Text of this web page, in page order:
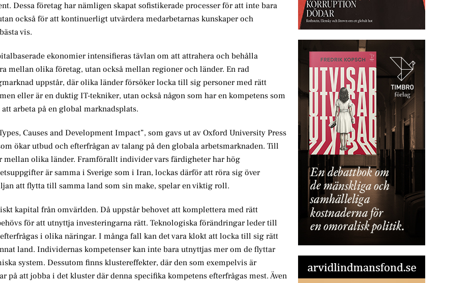
Dessa företag har nämligen skapat sofistikerade processer för att inte bara
också för att kontinuerligt utvärdera medarbetarnas kunskaper och
vis.
ekonomier intensifieras tävlan om att attrahera och behålla
mellan olika företag, utan också mellan regioner och länder. En rad
uppstår, där olika länder försöker locka till sig personer med rätt
eller är en duktig IT-tekniker, utan också någon som har en kompetens som
arbeta på en global marknadsplats.
Causes and Development Impact”, som gavs ut av Oxford University Press
ökar utbud och efterfrågan av talang på den globala arbetsmarknaden. Till
olika länder. Framförallt individer vars färdigheter har hög
är samma i Sverige som i Iran, lockas därför att röra sig över
att flytta till samma land som sin make, spelar en viktig roll.
kapital från omvärlden. Då uppstår behovet att komplettera med rätt
för att utnyttja investeringarna rätt. Teknologiska förändringar leder till
i olika näringar. I många fall kan det vara klokt att locka till sig rätt
land. Individernas kompetenser kan inte bara utnyttjas mer om de flyttar
system. Dessutom finns klustereffekter, där den som exempelvis är
på att jobba i det kluster där denna specifika kompetens efterfrågas mest. Även